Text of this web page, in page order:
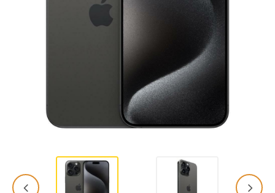
Ver todas as Categorias